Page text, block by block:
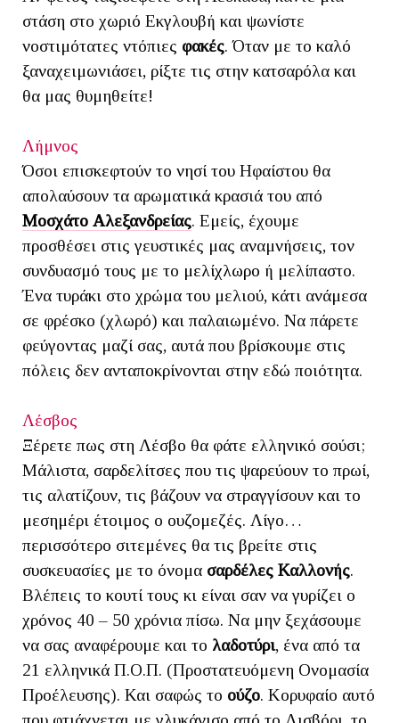
στάση στο χωριό Εκγλουβή και ψωνίστε
νοστιμότατες ντόπιες φακές. Όταν με το καλό
ξαναχειμωνιάσει, ρίξτε τις στην κατσαρόλα και
θα μας θυμηθείτε!
Λήμνος
Όσοι επισκεφτούν το νησί του Ηφαίστου θα
απολαύσουν τα αρωματικά κρασιά του από
Μοσχάτο Αλεξανδρείας. Εμείς, έχουμε
προσθέσει στις γευστικές μας αναμνήσεις, τον
συνδυασμό τους με το μελίχλωρο ή μελίπαστο.
Ένα τυράκι στο χρώμα του μελιού, κάτι ανάμεσα
σε φρέσκο (χλωρό) και παλαιωμένο. Να πάρετε
φεύγοντας μαζί σας, αυτά που βρίσκουμε στις
πόλεις δεν ανταποκρίνονται στην εδώ ποιότητα.
Λέσβος
Ξέρετε πως στη Λέσβο θα φάτε ελληνικό σούσι;
Μάλιστα, σαρδελίτσες που τις ψαρεύουν το πρωί,
τις αλατίζουν, τις βάζουν να στραγγίσουν και το
μεσημέρι έτοιμος ο ουζομεζές. Λίγο…
περισσότερο σιτεμένες θα τις βρείτε στις
συσκευασίες με το όνομα σαρδέλες Καλλονής.
Βλέπεις το κουτί τους κι είναι σαν να γυρίζει ο
χρόνος 40 – 50 χρόνια πίσω. Να μην ξεχάσουμε
να σας αναφέρουμε και το λαδοτύρι, ένα από τα
21 ελληνικά Π.Ο.Π. (Προστατευόμενη Ονομασία
Προέλευσης). Και σαφώς το ούζο. Κορυφαίο αυτό